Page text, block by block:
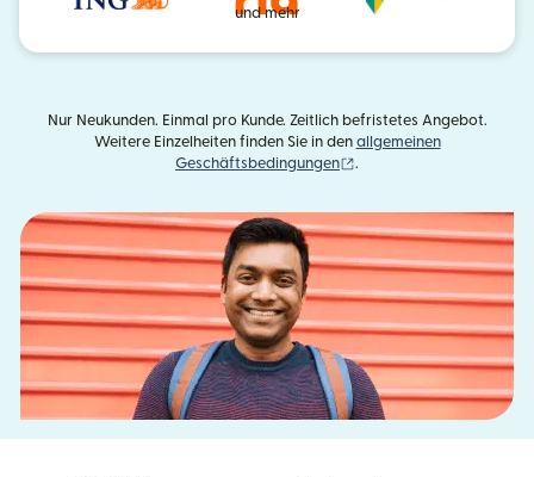
und mehr
Nur Neukunden. Einmal pro Kunde. Zeitlich befristetes Angebot.
Weitere Einzelheiten finden Sie in den allgemeinen
Geschäftsbedingungen
.